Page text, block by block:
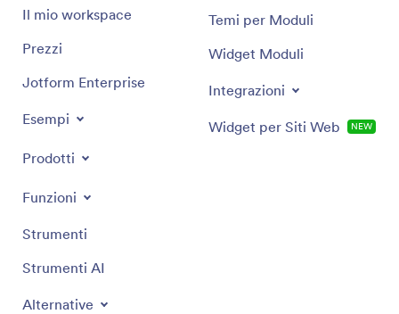
Il mio workspace
Prezzi
Jotform Enterprise
Esempi
Prodotti
Funzioni
Strumenti
Strumenti AI
Alternative
Temi per Moduli
Widget Moduli
Integrazioni
Widget per Siti Web NEW